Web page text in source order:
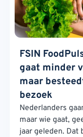
FSIN
gaat minder
maar
bezoek
Nederlanders
maar wie gaat,
jaar geleden.